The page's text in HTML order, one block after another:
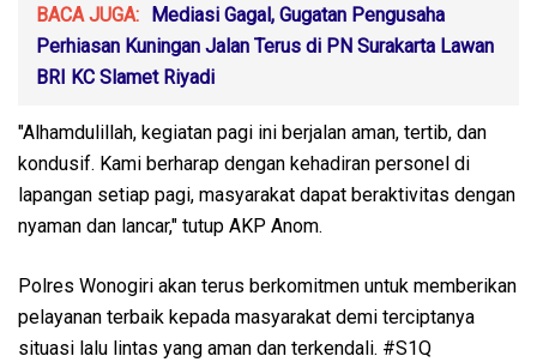
BACA JUGA:
Mediasi Gagal, Gugatan Pengusaha
Perhiasan Kuningan Jalan Terus di PN Surakarta Lawan
BRI KC Slamet Riyadi
"Alhamdulillah, kegiatan pagi ini berjalan aman, tertib, dan
kondusif. Kami berharap dengan kehadiran personel di
lapangan setiap pagi, masyarakat dapat beraktivitas dengan
nyaman dan lancar," tutup AKP Anom.
Polres Wonogiri akan terus berkomitmen untuk memberikan
pelayanan terbaik kepada masyarakat demi terciptanya
situasi lalu lintas yang aman dan terkendali. #S1Q